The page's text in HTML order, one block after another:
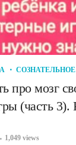
про мозг
(часть 3).
1,049 views